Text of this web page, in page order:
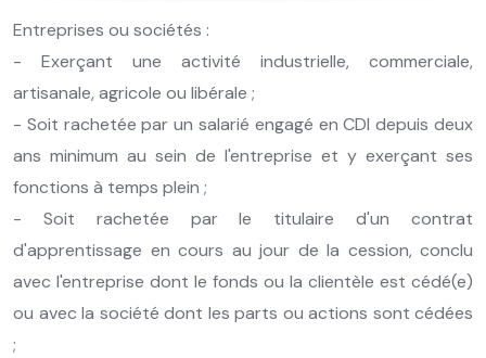
Entreprises ou sociétés :
- Exerçant une activité industrielle, commerciale,
artisanale, agricole ou libérale ;
- Soit rachetée par un salarié engagé en CDI depuis deux
ans minimum au sein de l'entreprise et y exerçant ses
fonctions à temps plein ;
- Soit rachetée par le titulaire d'un contrat
d'apprentissage en cours au jour de la cession, conclu
avec l'entreprise dont le fonds ou la clientèle est cédé(e)
ou avec la société dont les parts ou actions sont cédées
;